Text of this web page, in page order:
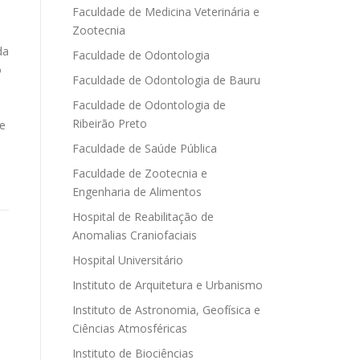
Faculdade de Medicina Veterinária e
Zootecnia
Faculdade de Odontologia
Faculdade de Odontologia de Bauru
Faculdade de Odontologia de
Ribeirão Preto
Faculdade de Saúde Pública
Faculdade de Zootecnia e
Engenharia de Alimentos
Hospital de Reabilitação de
Anomalias Craniofaciais
Hospital Universitário
Instituto de Arquitetura e Urbanismo
Instituto de Astronomia, Geofísica e
Ciências Atmosféricas
Instituto de Biociências